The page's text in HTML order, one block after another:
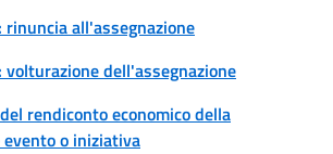
all'assegnazione
dell'assegnazione
rendiconto economico della
o iniziativa